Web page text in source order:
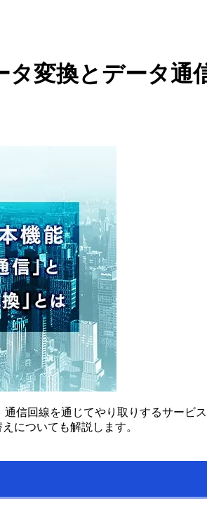
変換とデータ通
信回線を通じてやり取りするサービ
についても解説します。